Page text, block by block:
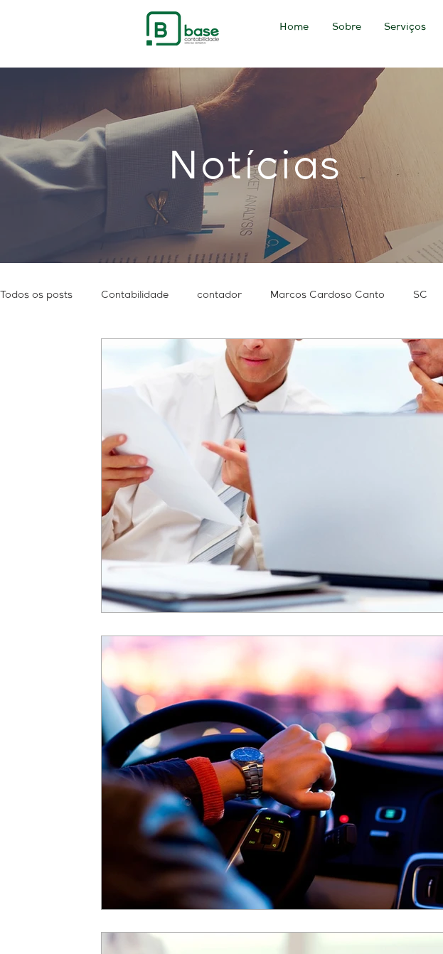
Home Sobre Serviços
Notícias
Todos os posts Contabilidade contador Marcos Cardoso Canto SC
Caixa Econômica Federal
Débitos Previdenciários e-Social
Imposto de Renda base de cálculo